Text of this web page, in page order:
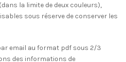
la limite de deux couleurs),
sous réserve de conserver les
email au format pdf sous 2/3
des informations de